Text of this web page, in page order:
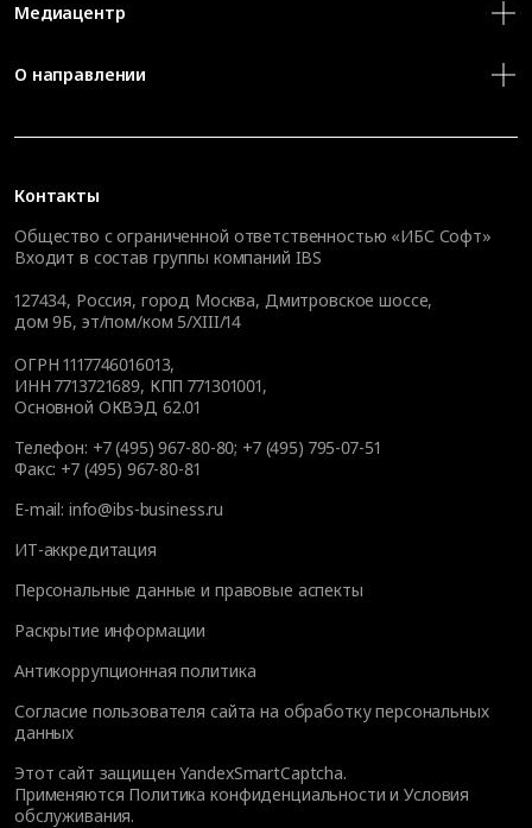
Контакты
Общество с ограниченной ответственностью «ИБС Софт»
Входит в состав группы компаний IBS
127434, Россия, город Москва, Дмитровское шоссе,
дом 9Б, эт/пом/ком 5/XIII/14
ОГРН 1117746016013,
ИНН 7713721689, КПП 771301001,
Основной ОКВЭД 62.01
Телефон: +7 (495) 967-80-80; +7 (495) 795-07-51
Факс: +7 (495) 967-80-81
E-mail: info@ibs-business.ru
ИТ-аккредитация
Персональные данные и правовые аспекты
Раскрытие информации
Антикоррупционная политика
Согласие пользователя сайта на обработку персональных
данных
Этот сайт защищен YandexSmartCaptcha.
Применяются Политика конфиденциальности иУсловия
обслуживания.
Медиацентр
О направлении